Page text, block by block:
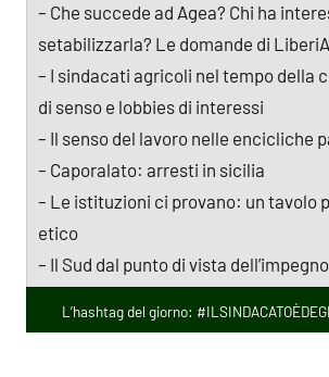
– Che succede ad Agea? Chi ha
setabilizzarla? Le domande di
– I sindacati agricoli nel tempo della
di senso e lobbies di interessi
– Il senso del lavoro nelle encicliche
– Caporalato: arresti in sicilia
– Le istituzioni ci provano: un tavolo
etico
– Il Sud dal punto di vista
L’hashtag del giorno: